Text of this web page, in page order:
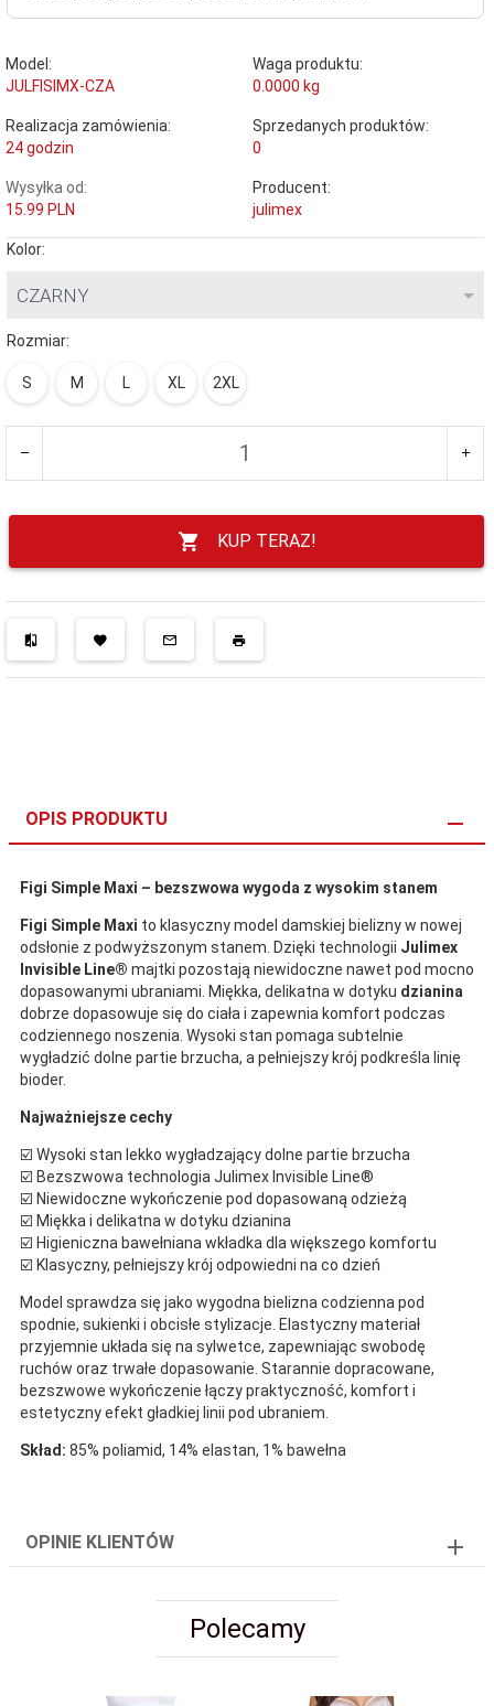
Model:
JULFISIMX-CZA
Waga produktu:
0.0000 kg
Realizacja zamówienia:
24 godzin
Sprzedanych produktów:
0
Wysyłka od:
15.99 PLN
Producent:
julimex
Kolor:
CZARNY
Rozmiar:
S M L XL 2XL
KUP TERAZ!
OPIS PRODUKTU
Figi Simple Maxi – bezszwowa wygoda z wysokim stanem
Figi Simple Maxi to klasyczny model damskiej bielizny w nowej
odsłonie z podwyższonym stanem. Dzięki technologii Julimex
Invisible Line® majtki pozostają niewidoczne nawet pod mocno
dopasowanymi ubraniami. Miękka, delikatna w dotyku dzianina
dobrze dopasowuje się do ciała i zapewnia komfort podczas
codziennego noszenia. Wysoki stan pomaga subtelnie
wygładzić dolne partie brzucha, a pełniejszy krój podkreśla linię
bioder.
Najważniejsze cechy
☑️ Wysoki stan lekko wygładzający dolne partie brzucha
☑️ Bezszwowa technologia Julimex Invisible Line®
☑️ Niewidoczne wykończenie pod dopasowaną odzieżą
☑️ Miękka i delikatna w dotyku dzianina
☑️ Higieniczna bawełniana wkładka dla większego komfortu
☑️ Klasyczny, pełniejszy krój odpowiedni na co dzień
Model sprawdza się jako wygodna bielizna codzienna pod
spodnie, sukienki i obcisłe stylizacje. Elastyczny materiał
przyjemnie układa się na sylwetce, zapewniając swobodę
ruchów oraz trwałe dopasowanie. Starannie dopracowane,
bezszwowe wykończenie łączy praktyczność, komfort i
estetyczny efekt gładkiej linii pod ubraniem.
Skład: 85% poliamid, 14% elastan, 1% bawełna
OPINIE KLIENTÓW
Polecamy